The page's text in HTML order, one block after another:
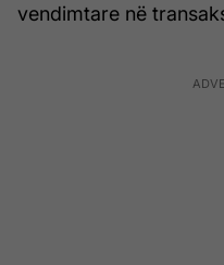
vendimtare në